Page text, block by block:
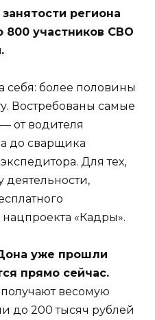
региона
800 участников СВО
себя: более половины
Востребованы самые
от водителя
до сварщика
Для тех,
деятельности,
«Кадры».
уже прошли
прямо сейчас.
весомую
до 200 тысяч рублей